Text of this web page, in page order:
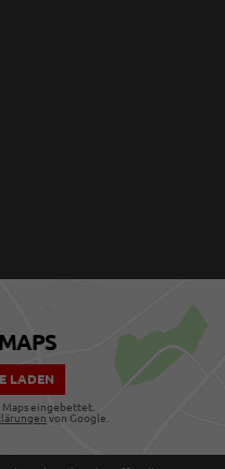
LADEN
eingebettet.
von Google.